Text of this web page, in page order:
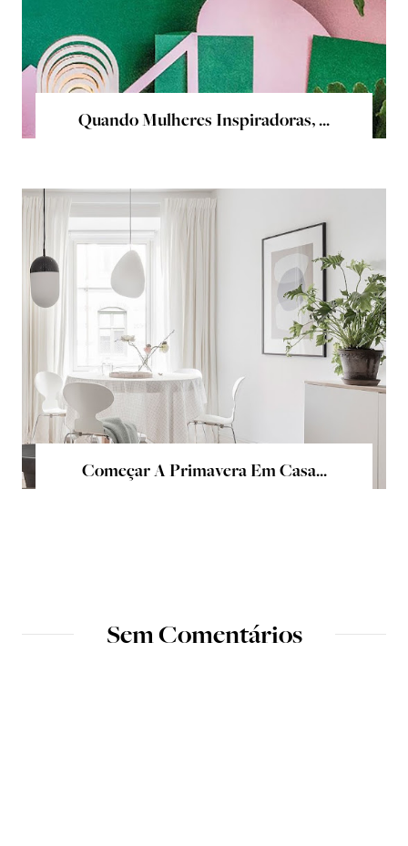
Quando Mulheres Inspiradoras, ...
Começar A Primavera Em Casa...
Sem Comentários